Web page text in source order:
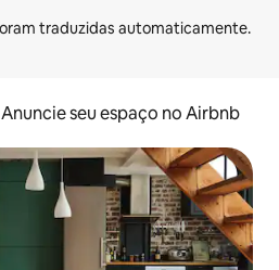
Anuncie seu espaço no Airbnb